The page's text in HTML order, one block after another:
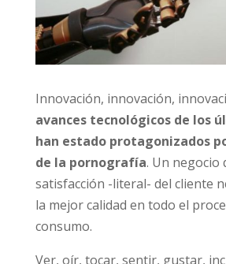
Innovación, innovación,
avances tecnológicos de los
años han estado
industria de la pornografía
.
busca la satisfacción -literal- del
necesita ofrecer la mejor calidad
Ver, oír, tocar, sentir, gustar,
info@daleunavuelta.org
de privacidad